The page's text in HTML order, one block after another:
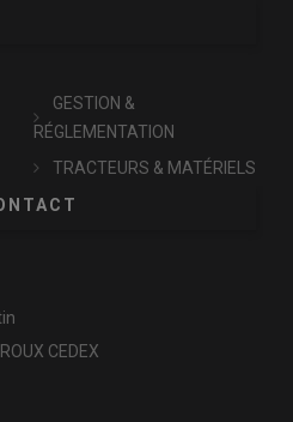
GESTION &
RÉGLEMENTATION
TRACTEURS & MATÉRIELS
CEDEX